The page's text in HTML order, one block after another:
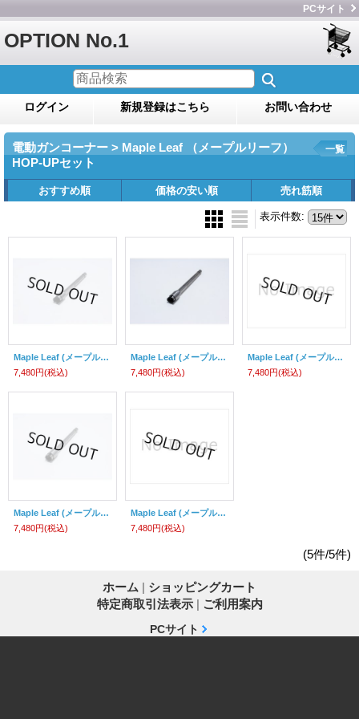
PCサイト
OPTION No.1
ログイン 新規登録はこちら お問い合わせ
電動ガンコーナー > Maple Leaf （メープルリーフ）
HOP-UPセット
一覧
おすすめ順 価格の安い順 売れ筋順
表示件数:
Maple Leaf (メープルリーフ)/Evo.2 HOP-UPセット(G19&G23F)(ガスガン用)
7,480円(税込)
Maple Leaf (メープルリーフ)/Evo.2 HOP-UPセット(G17&G18C)(ガスガン用)
7,480円(税込)
Maple Leaf (メープルリーフ)/Evo.2 HOP-UPセット(M9)(ガスガン用)
7,480円(税込)
Maple Leaf (メープルリーフ)/Evo.2 HOP-UPセット(USP COMPACT)(ガスガン用)
7,480円(税込)
Maple Leaf (メープルリーフ)/Evo.2 HOP-UPセット(1911)(ガスガン用)
7,480円(税込)
(5件/5件)
ホーム | ショッピングカート
特定商取引法表示 | ご利用案内
PCサイト